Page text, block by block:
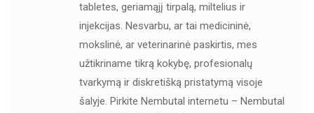
tabletes, geriamąjį tirpalą, miltelius ir
injekcijas. Nesvarbu, ar tai medicininė,
mokslinė, ar veterinarinė paskirtis, mes
užtikriname tikrą kokybę, profesionalų
tvarkymą ir diskretišką pristatymą visoje
šalyje. Pirkite Nembutal internetu – Nembutal